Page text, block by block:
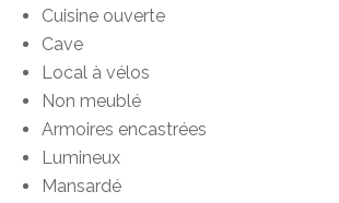
Cuisine ouverte
Cave
Local à vélos
Non meublé
Armoires encastrées
Lumineux
Mansardé